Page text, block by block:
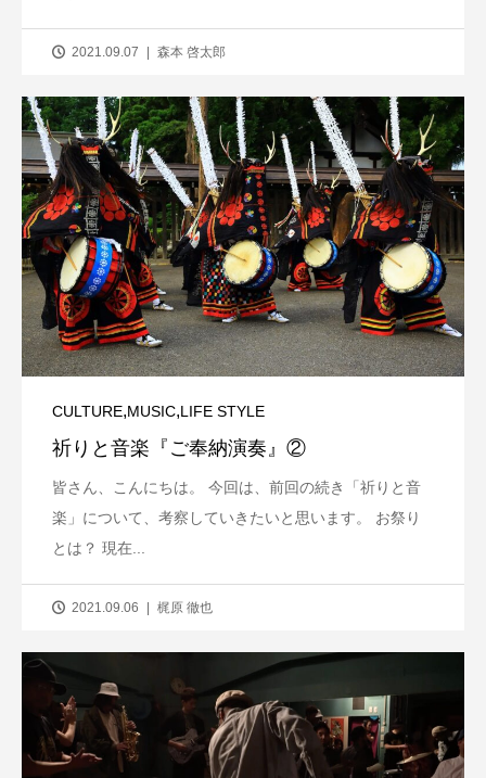
2021.09.07 森本 啓太郎
CULTURE,MUSIC,LIFE STYLE
祈りと音楽『ご奉納演奏』②
皆さん、こんにちは。 今回は、前回の続き「祈りと音
楽」について、考察していきたいと思います。 お祭り
とは？ 現在...
2021.09.06 梶原 徹也